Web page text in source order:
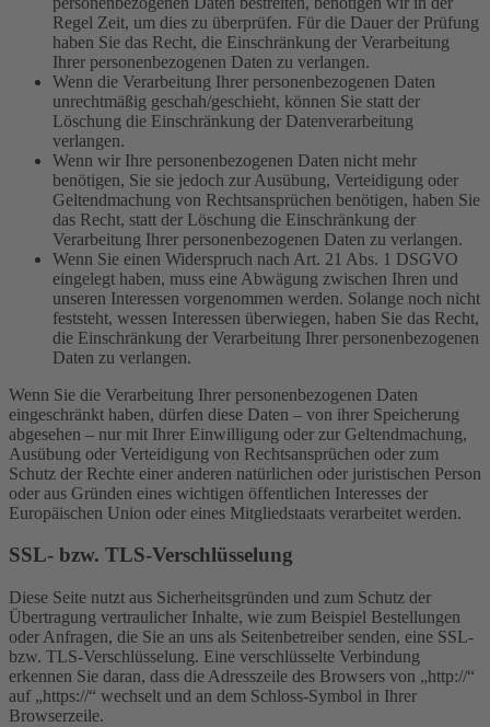
Regel Zeit, um dies zu überprüfen. Für die Dauer der Prüfung
haben Sie das Recht, die Einschränkung der Verarbeitung
Ihrer personenbezogenen Daten zu verlangen.
Wenn die Verarbeitung Ihrer personenbezogenen Daten
unrechtmäßig geschah/geschieht, können Sie statt der
Löschung die Einschränkung der Datenverarbeitung
verlangen.
Wenn wir Ihre personenbezogenen Daten nicht mehr
benötigen, Sie sie jedoch zur Ausübung, Verteidigung oder
Geltendmachung von Rechtsansprüchen benötigen, haben Sie
das Recht, statt der Löschung die Einschränkung der
Verarbeitung Ihrer personenbezogenen Daten zu verlangen.
Wenn Sie einen Widerspruch nach Art. 21 Abs. 1 DSGVO
eingelegt haben, muss eine Abwägung zwischen Ihren und
unseren Interessen vorgenommen werden. Solange noch nicht
feststeht, wessen Interessen überwiegen, haben Sie das Recht,
die Einschränkung der Verarbeitung Ihrer personenbezogenen
Daten zu verlangen.
Wenn Sie die Verarbeitung Ihrer personenbezogenen Daten
eingeschränkt haben, dürfen diese Daten – von ihrer Speicherung
abgesehen – nur mit Ihrer Einwilligung oder zur Geltendmachung,
Ausübung oder Verteidigung von Rechtsansprüchen oder zum
Schutz der Rechte einer anderen natürlichen oder juristischen Person
oder aus Gründen eines wichtigen öffentlichen Interesses der
Europäischen Union oder eines Mitgliedstaats verarbeitet werden.
SSL- bzw. TLS-Verschlüsselung
Diese Seite nutzt aus Sicherheitsgründen und zum Schutz der
Übertragung vertraulicher Inhalte, wie zum Beispiel Bestellungen
oder Anfragen, die Sie an uns als Seitenbetreiber senden, eine SSL-
bzw. TLS-Verschlüsselung. Eine verschlüsselte Verbindung
erkennen Sie daran, dass die Adresszeile des Browsers von „http://“
auf „https://“ wechselt und an dem Schloss-Symbol in Ihrer
Browserzeile.